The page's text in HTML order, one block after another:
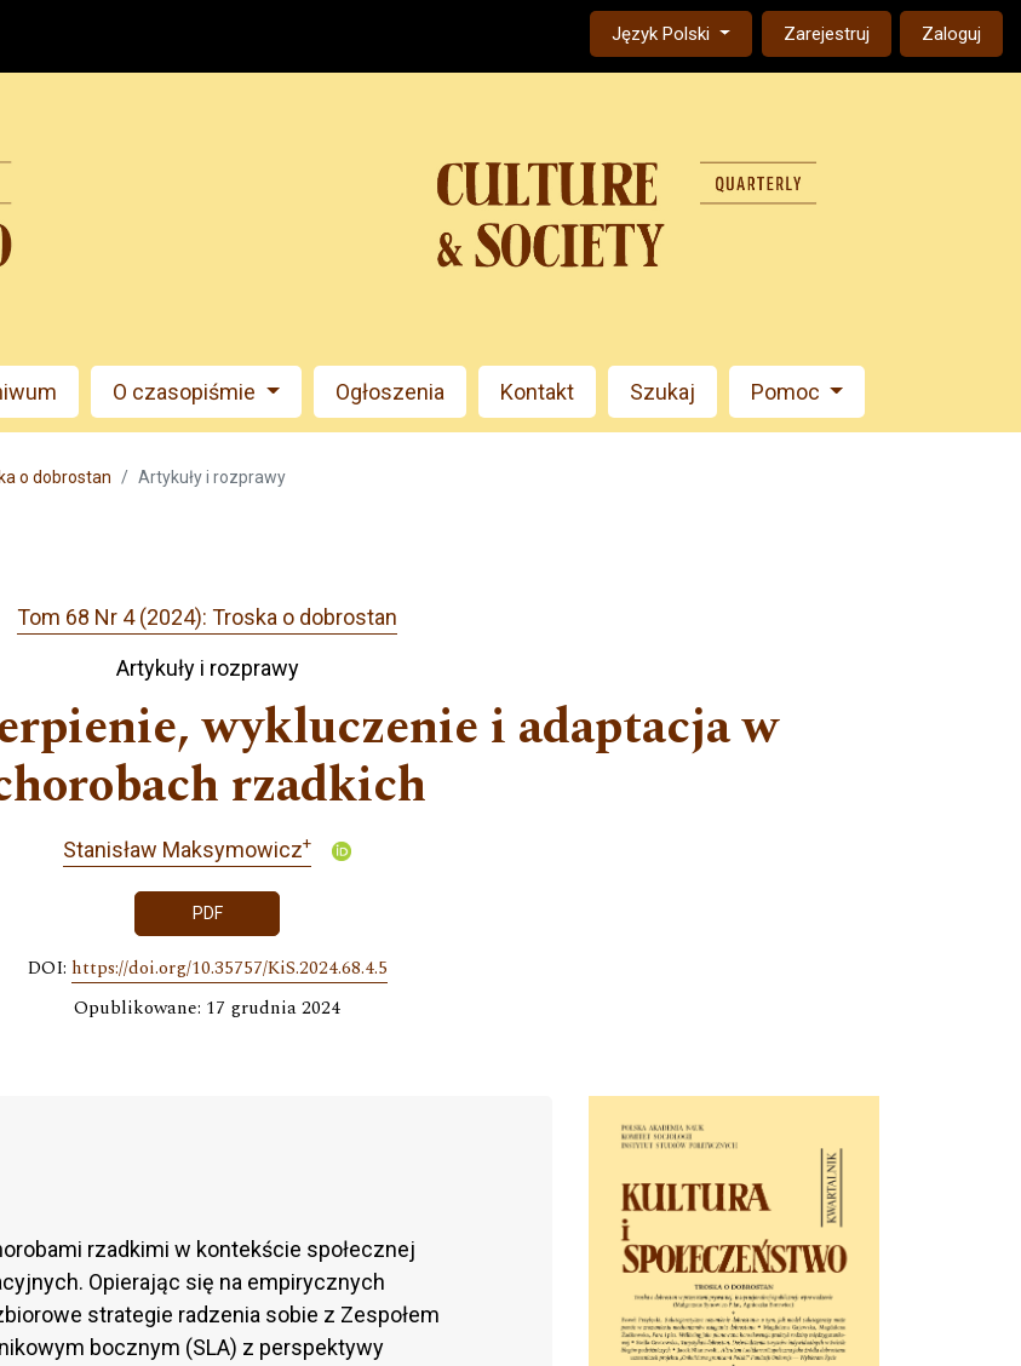
Change the language. The current language is:
Język Polski Zarejestruj Zaloguj
O czasopiśmie Ogłoszenia Kontakt Szukaj Pomoc
o dobrostan Artykuły i rozprawy
Tom 68 Nr 4 (2024): Troska o dobrostan
Artykuły i rozprawy
wykluczenie i adaptacja w
rzadkich
Stanisław Maksymowicz+
PDF
DOI: https://doi.org/10.35757/KiS.2024.68.4.5
Opublikowane: 17 grudnia 2024
rzadkimi w kontekście społecznej
Opierając się na empirycznych
strategie radzenia sobie z Zespołem
bocznym (SLA) z perspektywy
Cover image